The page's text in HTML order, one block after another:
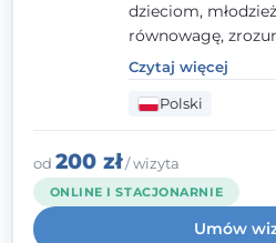
dzieciom,
równowagę,
wewnętrzną siłę.
psychologii
wyzwań, które
empatii i pokory.
nauczycielki,
i seksuologa
przestrzeń, w
wsparcie. Nie
Czytaj więcej
Polski
od 200 zł/ wizyta
ONLINE I STACJONARNIE
Umów